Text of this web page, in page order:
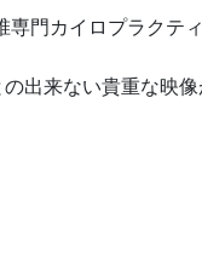
門カイロプラクティ
出来ない貴重な映